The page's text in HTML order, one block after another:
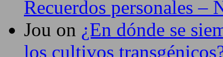
Recuerdos personales –
Jou on ¿En dónde se
los cultivos